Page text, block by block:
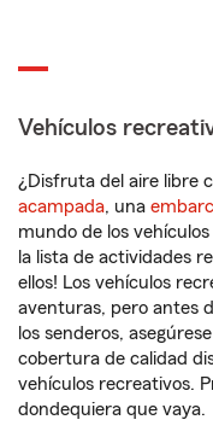
Vehículos
¿Disfruta del aire libre
acampada, una
mundo de los
la lista de actividades
ellos! Los vehículos
aventuras, pero antes
los senderos,
cobertura de calidad
vehículos recreativos.
dondequiera que vaya.